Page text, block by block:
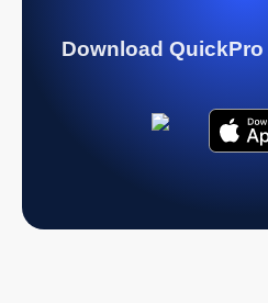
Download